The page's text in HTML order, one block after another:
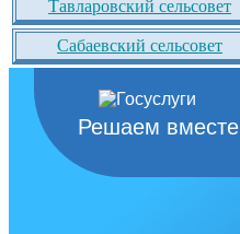
Тавларовский сельсовет
Сабаевский сельсовет
Решаем вместе